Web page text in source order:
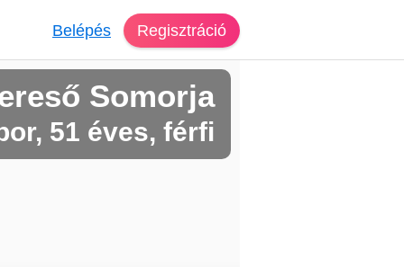
Belépés Regisztráció
Somorja
51 éves, férfi